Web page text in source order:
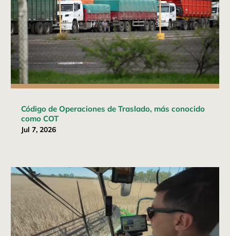
Código de Operaciones de Traslado, más conocido
como COT
Jul 7, 2026